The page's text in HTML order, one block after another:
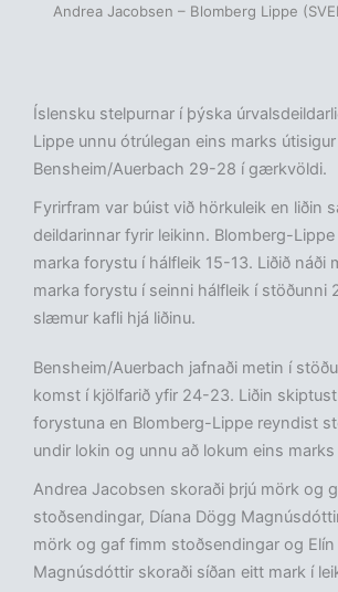
Andrea Jacobsen – Blomberg Lippe
Íslensku stelpurnar í þýska
Lippe unnu ótrúlegan eins marks útisigur
Bensheim/Auerbach 29-28 í gærkvöldi.
Fyrirfram var búist við hörkuleik en liðin
deildarinnar fyrir leikinn. Blomberg-
marka forystu í hálfleik 15-13. Liðið náði
marka forystu í seinni hálfleik í stöðunni
slæmur kafli hjá liðinu.
Bensheim/Auerbach jafnaði metin í
komst í kjölfarið yfir 24-23. Liðin
forystuna en Blomberg-Lippe reyndist
undir lokin og unnu að lokum eins
Andrea Jacobsen skoraði þrjú mörk og
stoðsendingar, Díana Dögg
mörk og gaf fimm stoðsendingar og Elín
Magnúsdóttir skoraði síðan eitt mark í